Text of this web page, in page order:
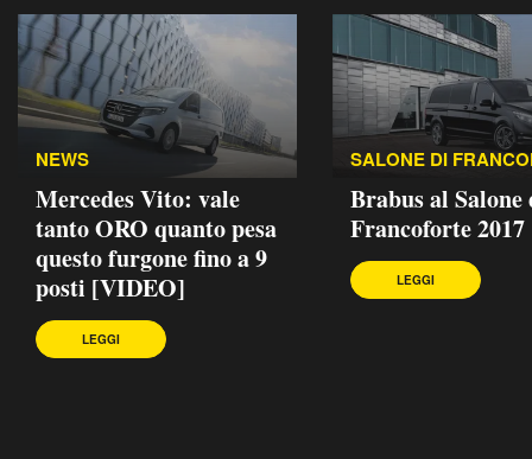
NEWS
Mercedes Vito: vale
tanto ORO quanto pesa
questo furgone fino a 9
posti [VIDEO]
LEGGI
SALONE DI
Brabus al Salone
Francoforte 2017
LEGGI